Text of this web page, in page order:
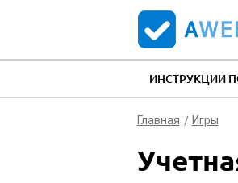
ИНСТРУКЦИИ
Главная Игры